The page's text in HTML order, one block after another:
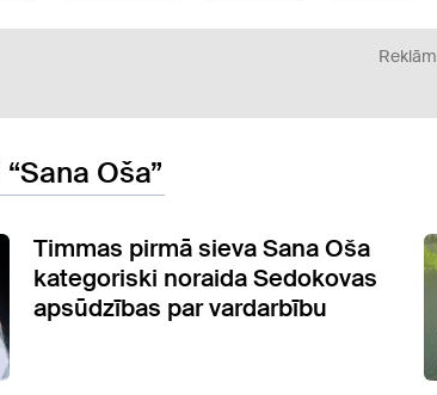
“Sana Oša”
Timmas pirmā sieva Sana Oša
kategoriski noraida Sedokovas
apsūdzības par vardarbību